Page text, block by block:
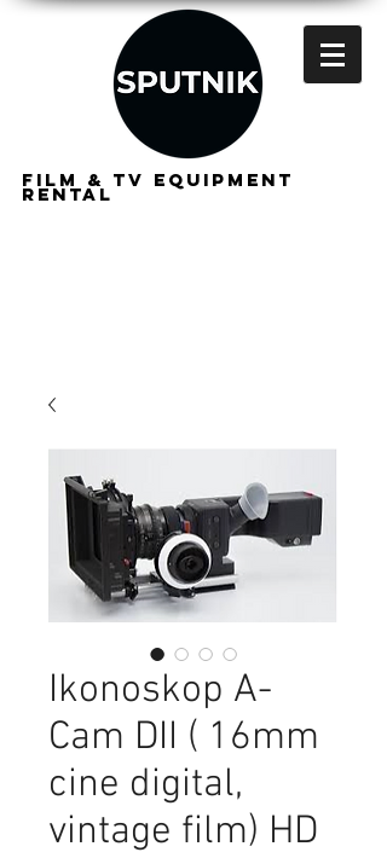
FILM & TV EQUIPMENT
RENTAL
Ikonoskop A-
Cam DII ( 16mm
cine digital,
vintage film) HD